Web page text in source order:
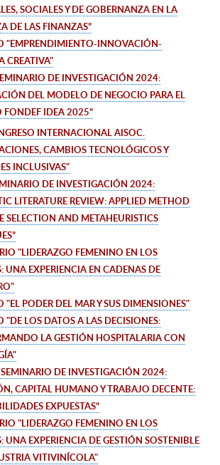
SOCIALES Y DE GOBERNANZA EN LA
DE LAS FINANZAS”
"EMPRENDIMIENTO-INNOVACIÓN-
CREATIVA"
DE INVESTIGACIÓN 2024:
DEL MODELO DE NEGOCIO PARA EL
FONDEF IDEA 2025”
INTERNACIONAL AISOC.
CAMBIOS TECNOLÓGICOS Y
INCLUSIVAS"
DE INVESTIGACIÓN 2024:
LITERATURE REVIEW: APPLIED METHOD
SELECTION AND METAHEURISTICS
"LIDERAZGO FEMENINO EN LOS
UNA EXPERIENCIA EN CADENAS DE
"EL PODER DEL MAR Y SUS DIMENSIONES"
"DE LOS DATOS A LAS DECISIONES:
LA GESTIÓN HOSPITALARIA CON
DE INVESTIGACIÓN 2024:
, CAPITAL HUMANO Y TRABAJO DECENTE:
EXPUESTAS”
"LIDERAZGO FEMENINO EN LOS
UNA EXPERIENCIA DE GESTIÓN SOSTENIBLE
VITIVINÍCOLA"